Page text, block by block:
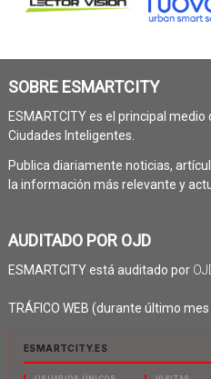
SOBRE ESMARTCITY
ESMARTCITY es el principal
Ciudades Inteligentes.
Publica diariamente noticias,
la información más relevante y
AUDITADO POR OJD
ESMARTCITY está auditado por
TRÁFICO WEB (durante último